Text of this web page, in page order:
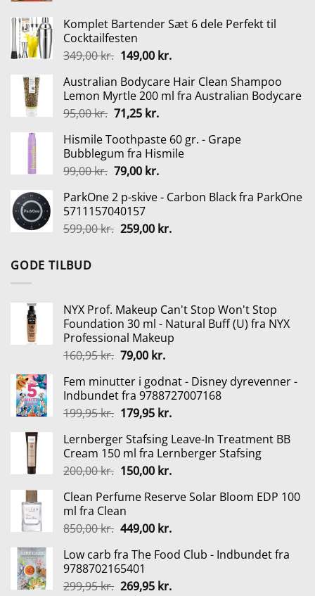
var:
199,95 kr..
er:
Komplet Bartender Sæt 6 dele Perfekt til
Cocktailfesten
349,00kr. Den
pris
var:
349,00 kr..
149,00 kr.Den
pris
er:
Australian Bodycare Hair Clean Shampoo
Lemon Myrtle 200 ml fra Australian Bodycare
95,00kr. Den
pris
var:
95,00 kr..
71,25 kr.Den
pris
er:
71,25 kr..
Hismile Toothpaste 60 gr. - Grape
Bubblegum fra Hismile
99,00kr. Den
pris
var:
99,00 kr..
79,00 kr.Den
pris
79,00 kr..
ParkOne 2 p-skive - Carbon Black fra ParkOne
5711157040157
599,00kr. Den
259,00 kr.Den
GODE TILBUD
NYX Prof. Makeup Can't Stop Won't Stop
Foundation 30 ml - Natural Buff (U) fra NYX
Professional Makeup
160,95kr. Den
pris
var:
160,95 kr..
79,00 kr.Den
pris
er:
79,00 kr..
Fem minutter i godnat - Disney dyrevenner -
Indbundet fra 9788727007168
199,95kr. Den
pris
var:
199,95 kr..
179,95 kr.Den
pris
er:
179,95 kr..
Lernberger Stafsing Leave-In Treatment BB
Cream 150 ml fra Lernberger Stafsing
200,00kr. Den
pris
var:
200,00 kr..
150,00 kr.Den
pris
150,00 kr..
Clean Perfume Reserve Solar Bloom EDP 100
ml fra Clean
850,00kr. Den
pris
var:
850,00 kr..
449,00 kr.Den
pris
449,00 kr..
Low carb fra The Food Club - Indbundet fra
9788702165401
299,95kr. Den
269,95 kr.Den